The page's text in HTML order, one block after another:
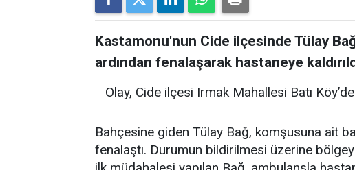
Kastamonu'nun Cide ilçesinde Tülay Bağ
ardından fenalaşarak hastaneye
Olay, Cide ilçesi Irmak Mahallesi Batı
Bahçesine giden Tülay Bağ, komşusuna ait bal
fenalaştı. Durumun bildirilmesi üzerine